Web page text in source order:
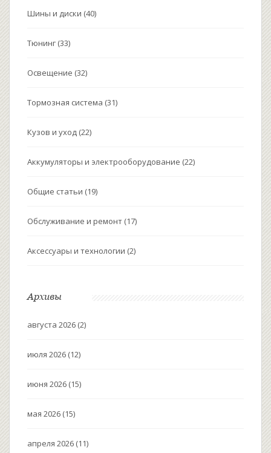
Шины и диски (40)
Тюнинг (33)
Освещение (32)
Тормозная система (31)
Кузов и уход (22)
Аккумуляторы и электрооборудование (22)
Общие статьи (19)
Обслуживание и ремонт (17)
Аксессуары и технологии (2)
Архивы
августа 2026 (2)
июля 2026 (12)
июня 2026 (15)
мая 2026 (15)
апреля 2026 (11)